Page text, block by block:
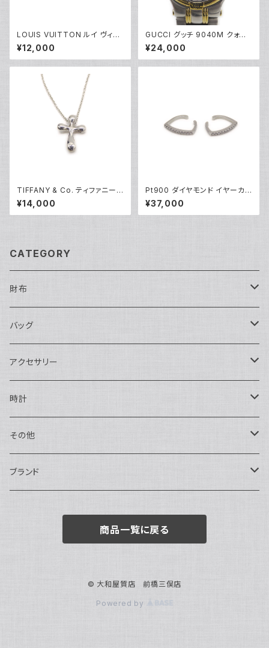
LOUIS VUITTON ルイ ヴィト
ン ジッピー・ウォレット モノグラ
ム ヴェルニ ローズアンディアン
長財布 M90075 Y05071
¥12,000
GUCCI グッチ 9040M クォー
ツ 黒文字盤 メンズウォッチ Y05
263
¥24,000
TIFFANY & Co. ティファニー
エルサペレッティ スモールクロ
ス ペンダント ネックレス シルバ
ー925 アズキチェーン Y0523
¥14,000
Pt900 ダイヤモンド イヤーカフ
プラチナ Y05254
¥37,000
CATEGORY
財布
長財布
二つ折り
バッグ
ショルダーバッグ・ボディバッグ
ハンドバッグ・ポーチ
トートバッグ
バックパック・リュックサック
ボストンバッグ
アクセサリー
ネックレス
指輪
ピアス・イヤリング
チャーム・キーホルダー
時計
アナログ・機械式
アナログ・クォーツ
その他
ペン・万年筆
ブランド
BOTTEGA VENETA
商品一覧に戻る
© 大和屋質店 前橋三俣店
Powered by